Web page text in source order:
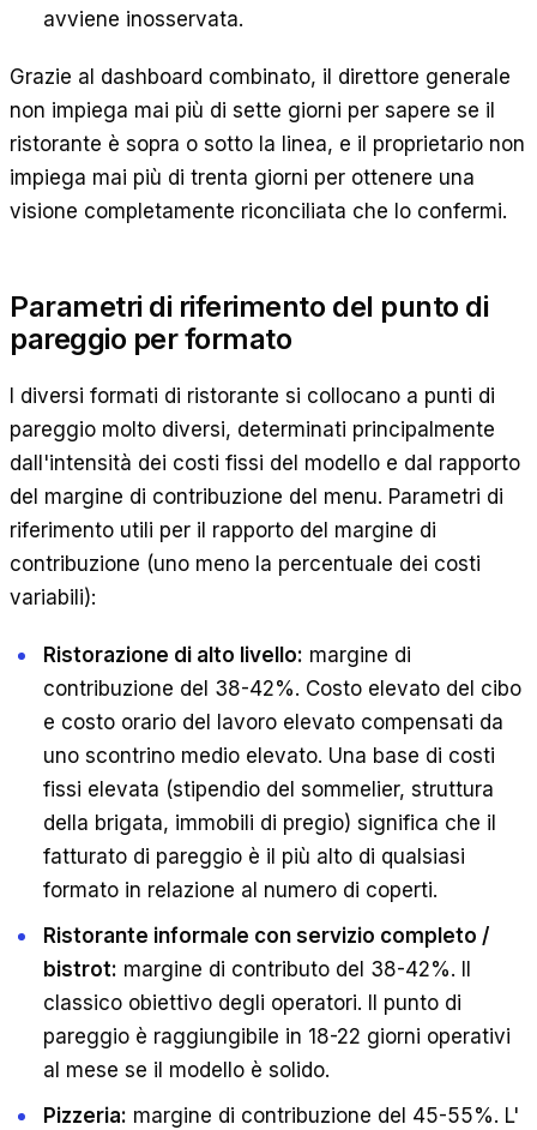
avviene inosservata.
Grazie al dashboard combinato, il direttore generale
non impiega mai più di sette giorni per sapere se il
ristorante è sopra o sotto la linea, e il proprietario non
impiega mai più di trenta giorni per ottenere una
visione completamente riconciliata che lo confermi.
Parametri di riferimento del punto di
pareggio per formato
I diversi formati di ristorante si collocano a punti di
pareggio molto diversi, determinati principalmente
dall'intensità dei costi fissi del modello e dal rapporto
del margine di contribuzione del menu. Parametri di
riferimento utili per il rapporto del margine di
contribuzione (uno meno la percentuale dei costi
variabili):
Ristorazione di alto livello: margine di
contribuzione del 38-42%. Costo elevato del cibo
e costo orario del lavoro elevato compensati da
uno scontrino medio elevato. Una base di costi
fissi elevata (stipendio del sommelier, struttura
della brigata, immobili di pregio) significa che il
fatturato di pareggio è il più alto di qualsiasi
formato in relazione al numero di coperti.
Ristorante informale con servizio completo /
bistrot: margine di contributo del 38-42%. Il
classico obiettivo degli operatori. Il punto di
pareggio è raggiungibile in 18-22 giorni operativi
al mese se il modello è solido.
Pizzeria: margine di contribuzione del 45-55%. L'